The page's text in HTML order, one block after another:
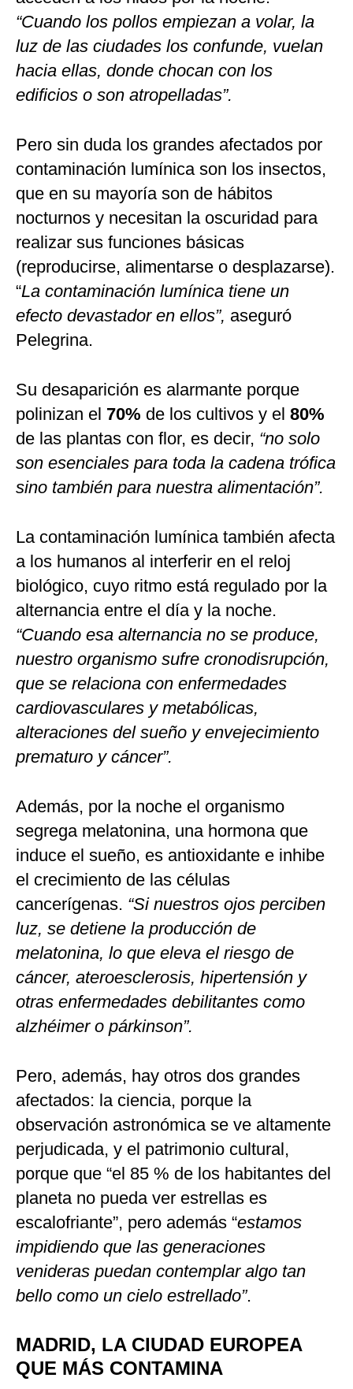
“Cuando los pollos empiezan a volar, la
luz de las ciudades los confunde, vuelan
hacia ellas, donde chocan con los
edificios o son atropelladas”.
Pero sin duda los grandes afectados por
contaminación lumínica son los insectos,
que en su mayoría son de hábitos
nocturnos y necesitan la oscuridad para
realizar sus funciones básicas
(reproducirse, alimentarse o desplazarse).
“La contaminación lumínica tiene un
efecto devastador en ellos”, aseguró
Pelegrina.
Su desaparición es alarmante porque
polinizan el 70% de los cultivos y el 80%
de las plantas con flor, es decir, “no solo
son esenciales para toda la cadena trófica
sino también para nuestra alimentación”.
La contaminación lumínica también afecta
a los humanos al interferir en el reloj
biológico, cuyo ritmo está regulado por la
alternancia entre el día y la noche.
“Cuando esa alternancia no se produce,
nuestro organismo sufre cronodisrupción,
que se relaciona con enfermedades
cardiovasculares y metabólicas,
alteraciones del sueño y envejecimiento
prematuro y cáncer”.
Además, por la noche el organismo
segrega melatonina, una hormona que
induce el sueño, es antioxidante e inhibe
el crecimiento de las células
cancerígenas. “Si nuestros ojos perciben
luz, se detiene la producción de
melatonina, lo que eleva el riesgo de
cáncer, ateroesclerosis, hipertensión y
otras enfermedades debilitantes como
alzhéimer o párkinson”.
Pero, además, hay otros dos grandes
afectados: la ciencia, porque la
observación astronómica se ve altamente
perjudicada, y el patrimonio cultural,
porque que “el 85 % de los habitantes del
planeta no pueda ver estrellas es
escalofriante”, pero además “estamos
impidiendo que las generaciones
venideras puedan contemplar algo tan
bello como un cielo estrellado”.
MADRID, LA CIUDAD EUROPEA
QUE MÁS CONTAMINA